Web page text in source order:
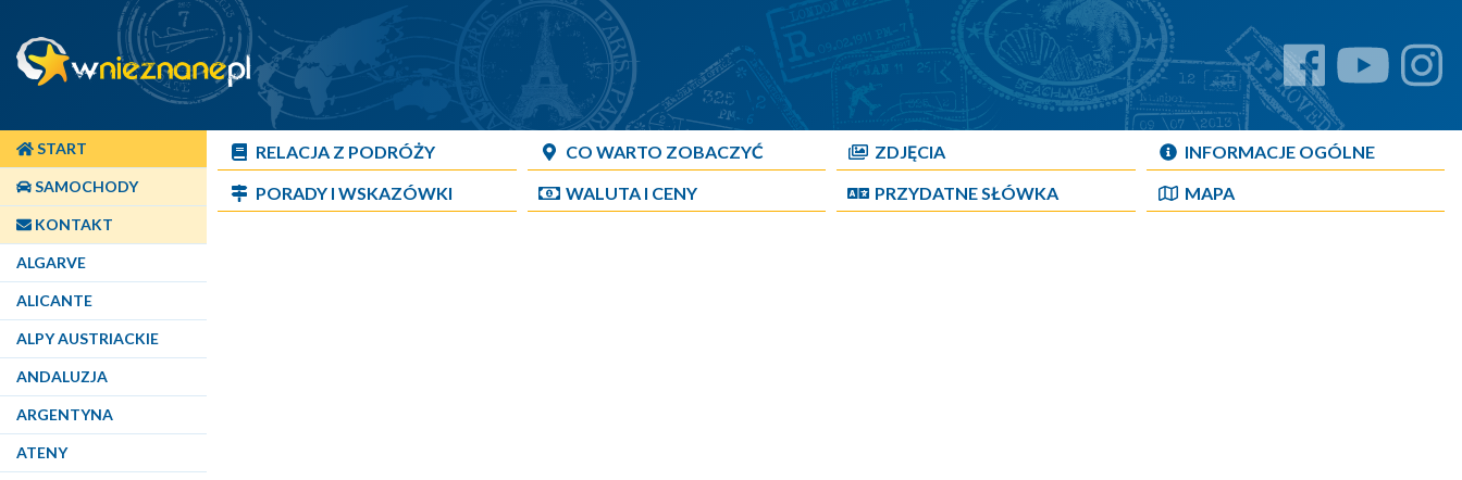
START
SAMOCHODY
KONTAKT
ALGARVE
ALICANTE
ALPY AUSTRIACKIE
ANDALUZJA
ARGENTYNA
ATENY
RELACJA Z PODRÓŻY CO WARTO ZOBACZYĆ ZDJĘCIA
INFORMACJE OGÓLNE
PORADY I WSKAZÓWKI
WALUTA I CENY PRZYDATNE SŁÓWKA MAPA